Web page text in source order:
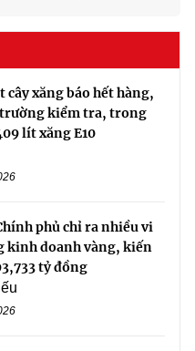
cây xăng báo hết hàng,
kiểm tra, trong
lít xăng E10
phủ chỉ ra nhiều vi
kinh doanh vàng, kiến
tỷ đồng